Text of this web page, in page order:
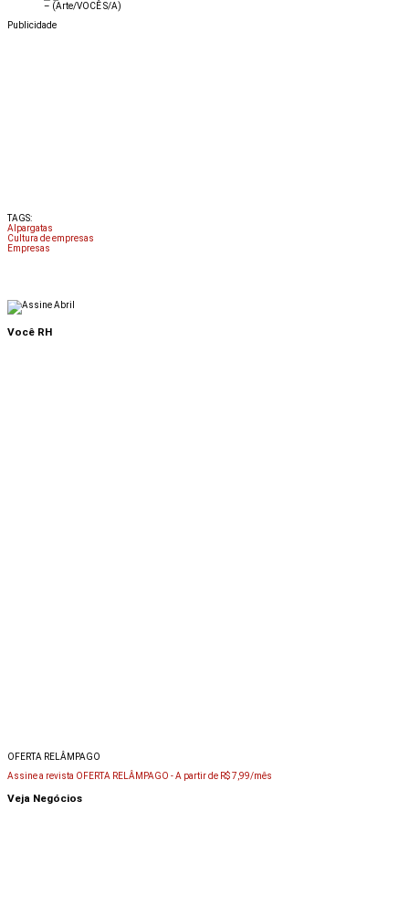
– (Arte/VOCÊ S/A)
Publicidade
TAGS:
Alpargatas
Cultura de empresas
Empresas
Você RH
OFERTA RELÂMPAGO
Assine a revista OFERTA RELÂMPAGO -A partir de R$ 7,99/mês
Veja Negócios